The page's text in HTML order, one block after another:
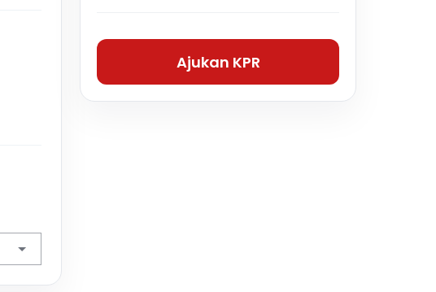
Ajukan KPR